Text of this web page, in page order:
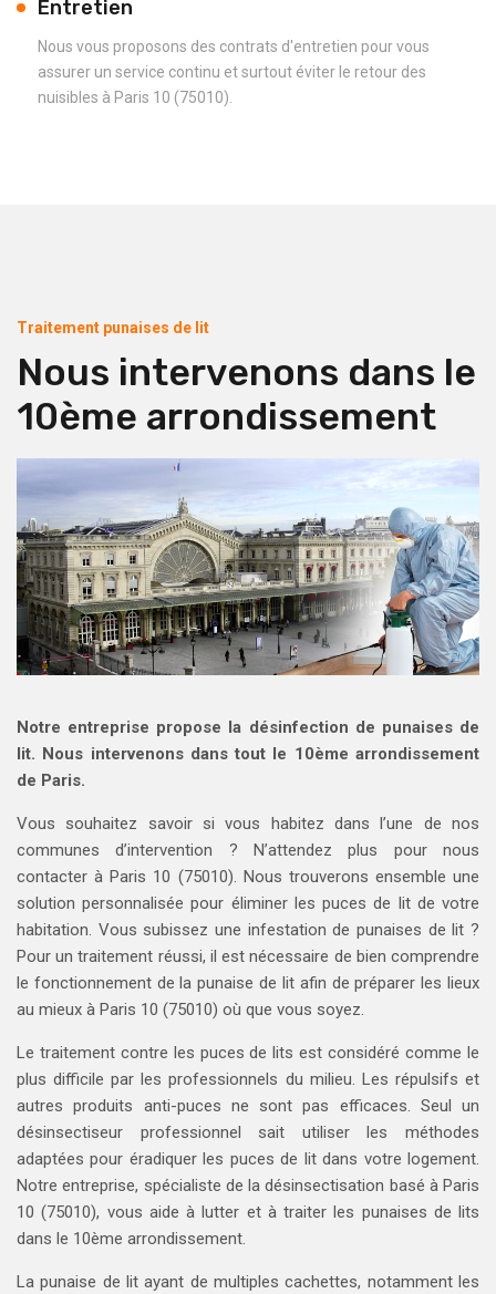
Entretien
Nous vous proposons des contrats d'entretien pour vous
assurer un service continu et surtout éviter le retour des
nuisibles à Paris 10 (75010).
Traitement punaises de lit
Nous intervenons dans le
10ème arrondissement
Notre entreprise propose la désinfection de punaises de
lit. Nous intervenons dans tout le 10ème arrondissement
de Paris.
Vous souhaitez savoir si vous habitez dans l’une de nos
communes d’intervention ? N’attendez plus pour nous
contacter à Paris 10 (75010). Nous trouverons ensemble une
solution personnalisée pour éliminer les puces de lit de votre
habitation. Vous subissez une infestation de punaises de lit ?
Pour un traitement réussi, il est nécessaire de bien comprendre
le fonctionnement de la punaise de lit afin de préparer les lieux
au mieux à Paris 10 (75010) où que vous soyez.
Le traitement contre les puces de lits est considéré comme le
plus difficile par les professionnels du milieu. Les répulsifs et
autres produits anti-puces ne sont pas efficaces. Seul un
désinsectiseur professionnel sait utiliser les méthodes
adaptées pour éradiquer les puces de lit dans votre logement.
Notre entreprise, spécialiste de la désinsectisation basé à Paris
10 (75010), vous aide à lutter et à traiter les punaises de lits
dans le 10ème arrondissement.
La punaise de lit ayant de multiples cachettes, notamment les